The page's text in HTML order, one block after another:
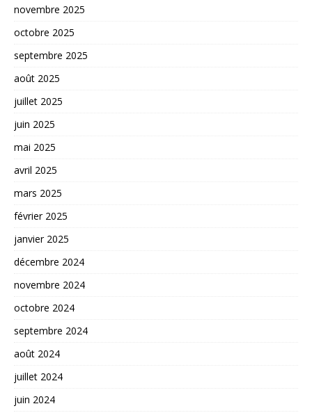
novembre 2025
octobre 2025
septembre 2025
août 2025
juillet 2025
juin 2025
mai 2025
avril 2025
mars 2025
février 2025
janvier 2025
décembre 2024
novembre 2024
octobre 2024
septembre 2024
août 2024
juillet 2024
juin 2024